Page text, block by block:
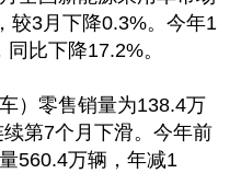
较3月下降0.3%。今年1
比下降17.2%。
）零售销量为138.4万
第7个月下滑。今年前
560.4万辆，年减1